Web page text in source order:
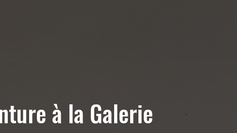
à la Galerie